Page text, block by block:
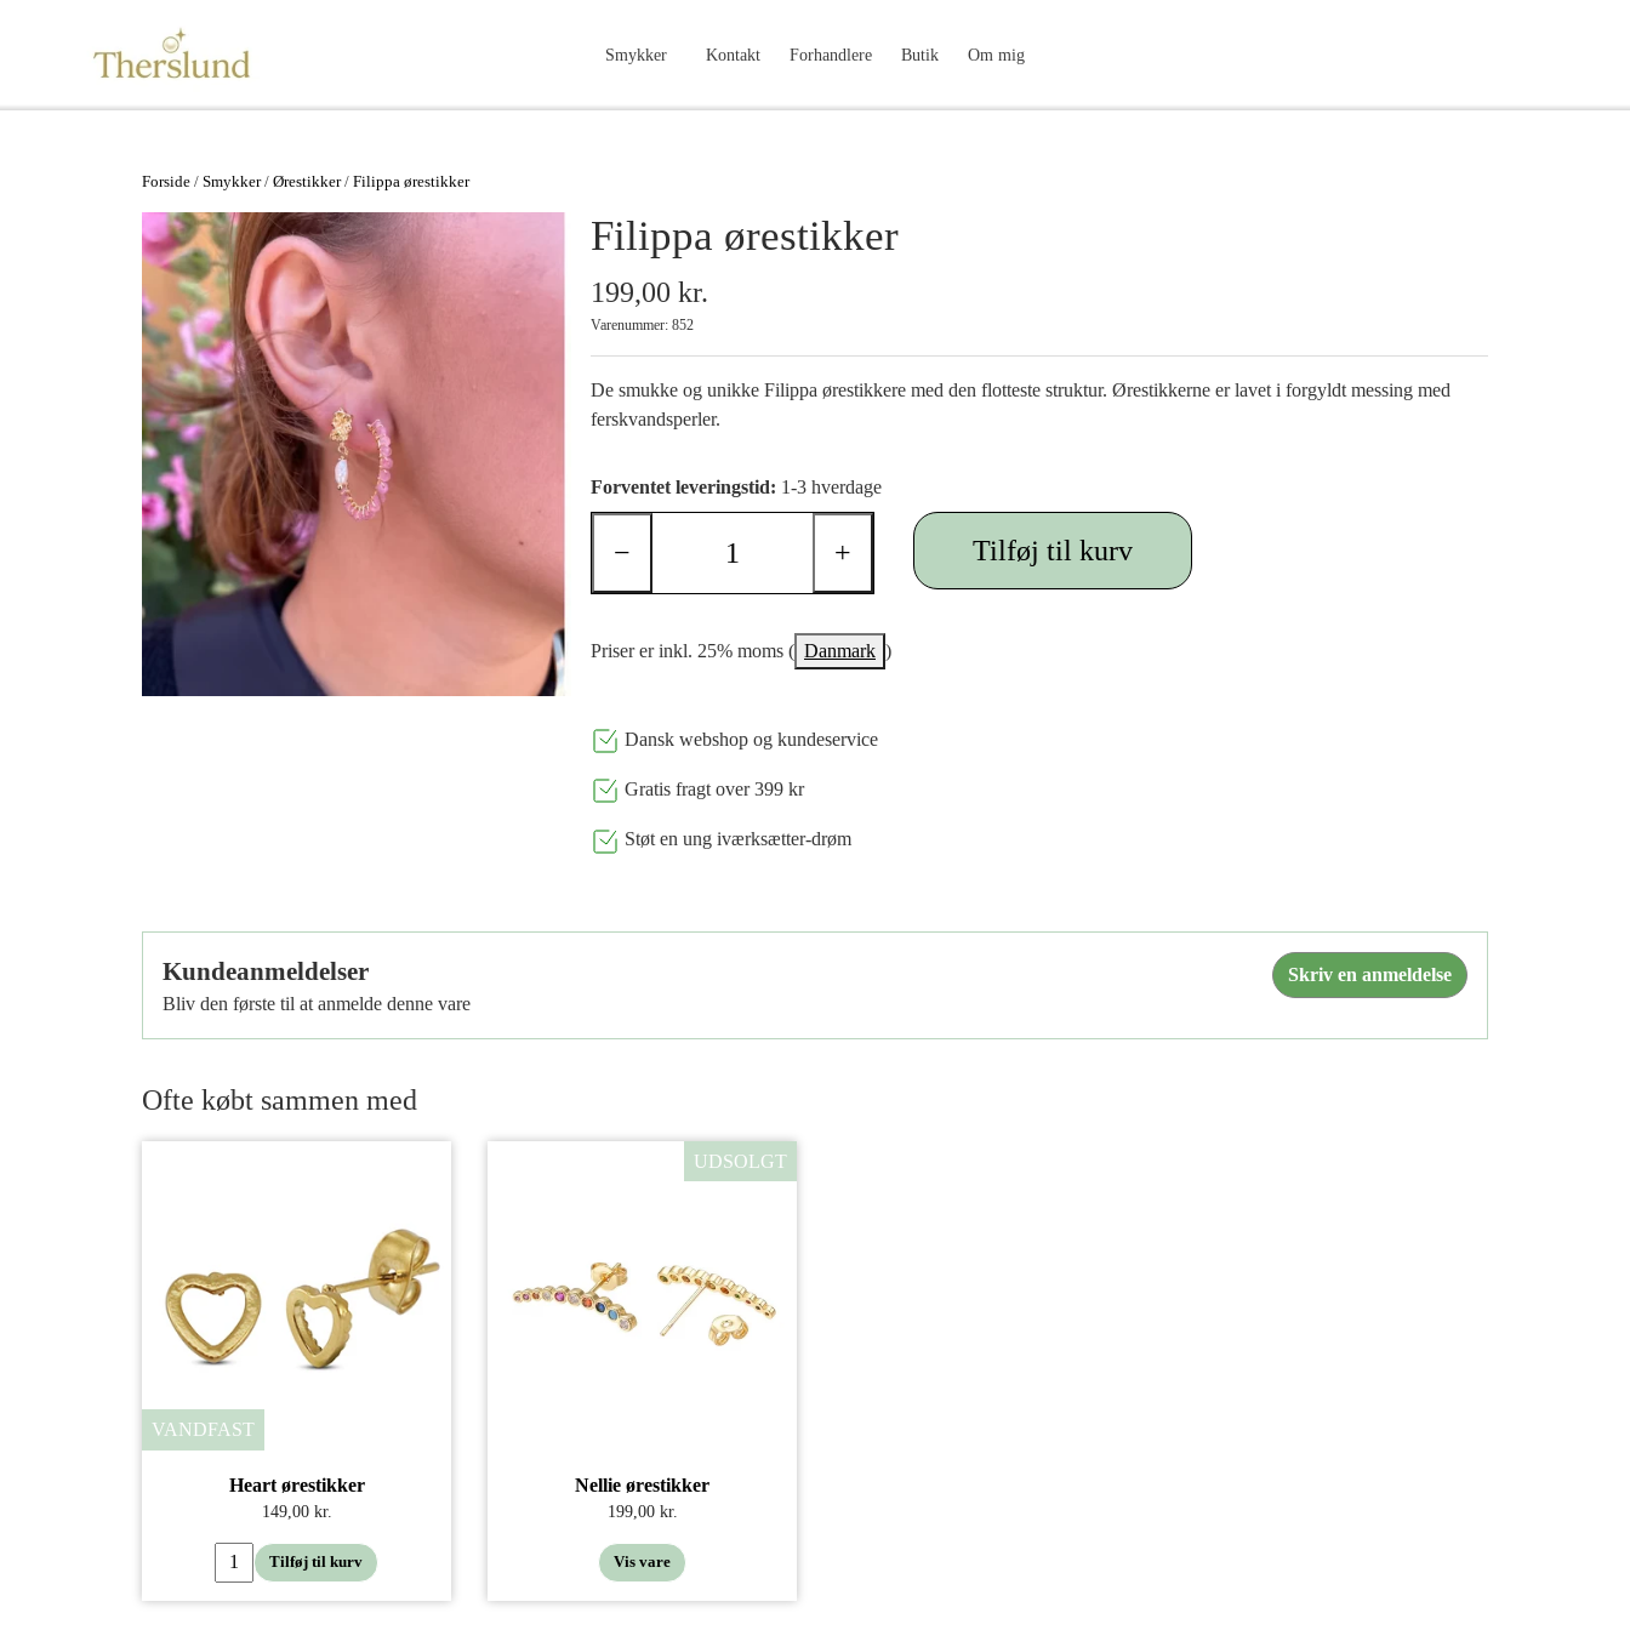
Smykker
Vandfaste smykker
Øreringe
Ørestikker
Ringe
Armbånd
Halskæder
Ankelkæder
Mix and Match
Tilbehør
Gavekort
Kontakt Forhandlere Butik Om mig
Forside Smykker Ørestikker Filippa ørestikker
Filippa ørestikker
199,00 kr.
Varenummer: 852
De smukke og unikke Filippa ørestikkere med den flotteste struktur. Ørestikkerne er lavet i forgyldt messing med
ferskvandsperler.
Forventet leveringstid: 1-3 hverdage
− + Tilføj til kurv
Priser er inkl. 25% moms ( Danmark )
Dansk webshop og kundeservice
Gratis fragt over 399 kr
Støt en ung iværksætter-drøm
Skriv en anmeldelse
Kundeanmeldelser
Bliv den første til at anmelde denne vare
Ofte købt sammen med
VANDFAST
Heart ørestikker
149,00 kr.
Tilføj til kurv
UDSOLGT
Nellie ørestikker
199,00 kr.
Vis vare